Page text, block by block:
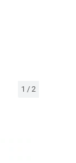
1 / 2